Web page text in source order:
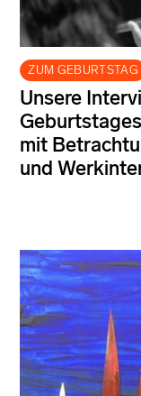
ZUM GEBURTSTAG
Unsere
mit
und